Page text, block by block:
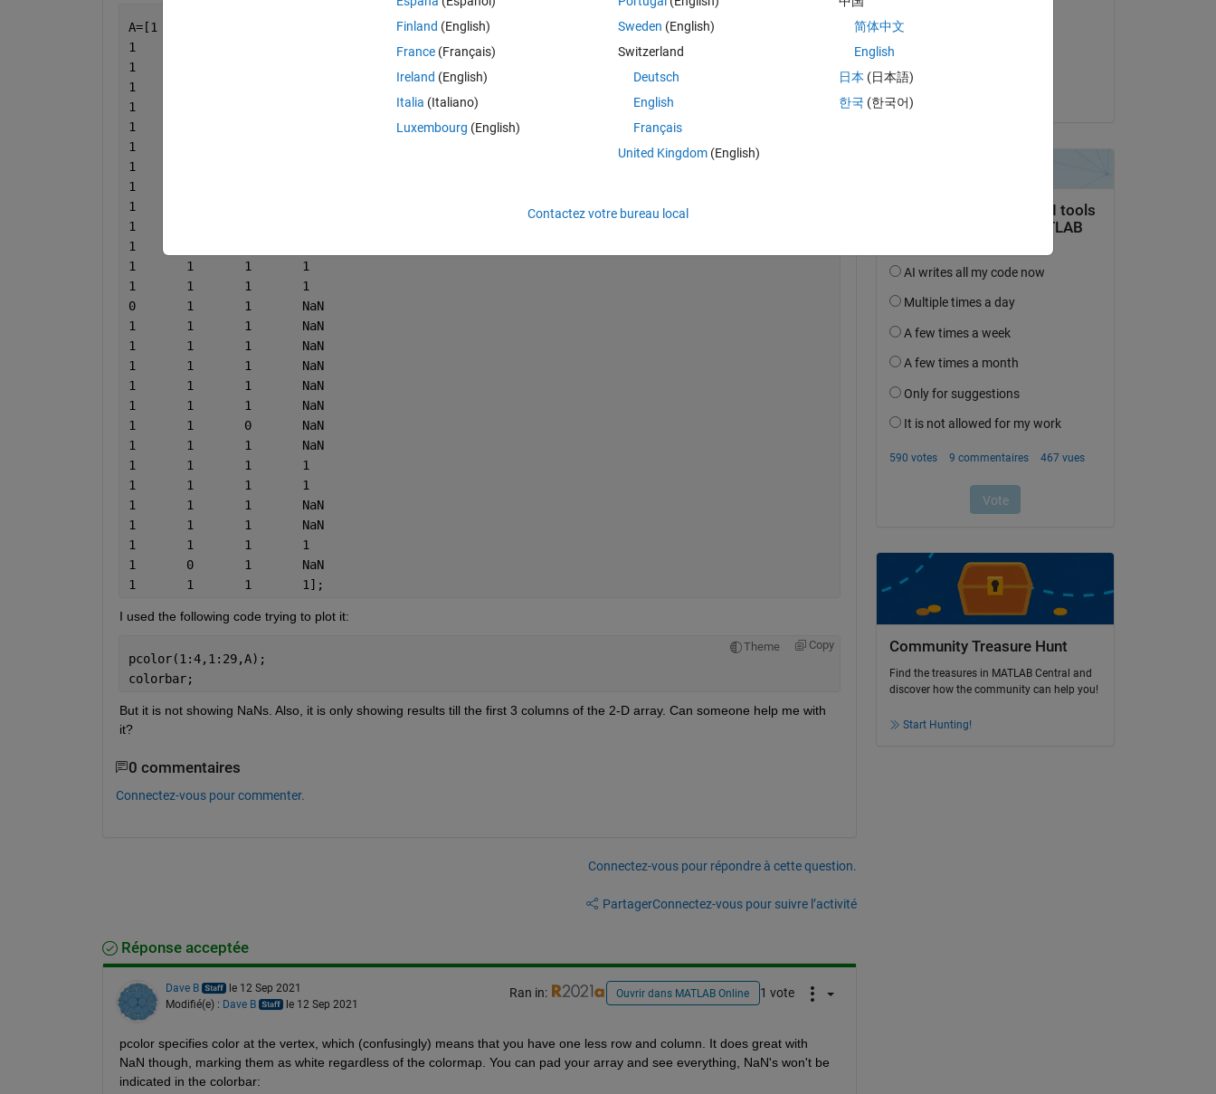
1	1	1	1
1	1	1	1
0	1	1	NaN
1	1	1	NaN
1	1	1	NaN
1	1	1	NaN
1	1	1	NaN
1	1	1	NaN
1	1	0	NaN
1	1	1	NaN
1	1	1	1
1	1	1	1
1	1	1	NaN
1	1	1	NaN
1	1	1	1
1	0	1	NaN
1	1	1	1];
I used the following code trying to plot it:
Theme Copy
pcolor(1:4,1:29,A);
colorbar;
But it is not showing NaNs. Also, it is only showing results till the first 3 columns of the 2-D array. Can someone help me with
it?
0 commentaires
Connectez-vous pour commenter.
Connectez-vous pour répondre à cette question.
PartagerConnectez-vous pour suivre l’activité
Réponse acceptée
Dave B
le 12 Sep 2021
Modifié(e) : Dave B le 12 Sep 2021
Ran in: Ouvrir dans MATLAB Online 1 vote
pcolor specifies color at the vertex, which (confusingly) means that you have one less row and column. It does great with
NaN though, marking them as white regardless of the colormap. You can pad your array and see everything, NaN's won't be
indicated in the colorbar:
le 27 Sep 2021
Acceptée :
Community Treasure Hunt
Find the treasures in MATLAB Central and
discover how the community can help you!
Start Hunting!
Finland (English)
France (Français)
Ireland (English)
Italia (Italiano)
Luxembourg (English)
Sweden (English)
Switzerland
Deutsch
English
Français
United Kingdom(English)
简体中文
English
日本 (日本語)
한국 (한국어)
Contactez votre bureau local